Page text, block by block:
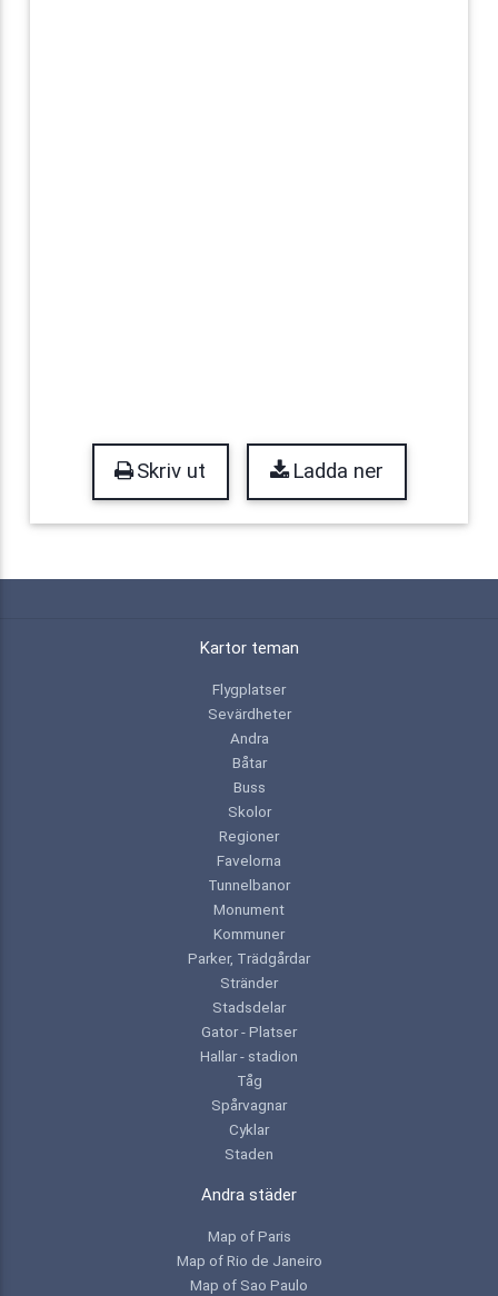
Skriv ut Ladda ner
Kartor teman
Flygplatser
Sevärdheter
Andra
Båtar
Buss
Skolor
Regioner
Favelorna
Tunnelbanor
Monument
Kommuner
Parker, Trädgårdar
Stränder
Stadsdelar
Gator - Platser
Hallar - stadion
Tåg
Spårvagnar
Cyklar
Staden
Andra städer
Map of Paris
Map of Rio de Janeiro
Map of Sao Paulo